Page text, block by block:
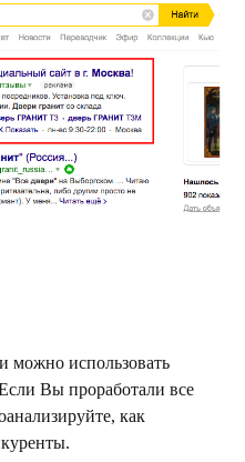
можно использовать
Вы проработали все
как